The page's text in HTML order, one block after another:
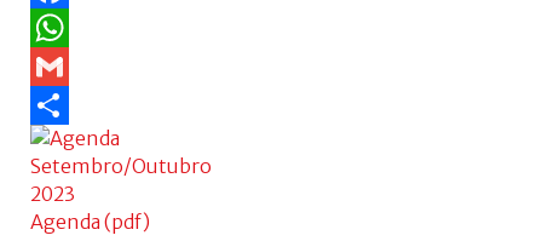
Facebook
WhatsApp
Gmail
Share
Agenda (pdf)